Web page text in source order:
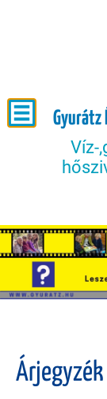
Gyurátz
Víz-
Árjegyzék